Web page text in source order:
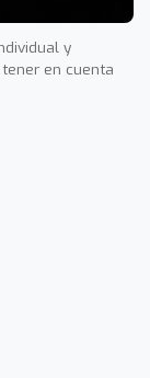
y
en cuenta